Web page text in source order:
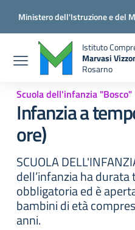
Ministero dell'Istruzione e del
Istituto
Marvasi
Rosarno
Scuola dell'infanzia "Bosco"
Infanzia a
ore)
SCUOLA
dell’infanzia ha
obbligatoria ed è
bambini di età
anni.